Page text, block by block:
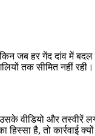
जब हर गेंद दांव में
तक सीमित नहीं
वीडियो और तस्वीरें
है, तो कार्रवाई